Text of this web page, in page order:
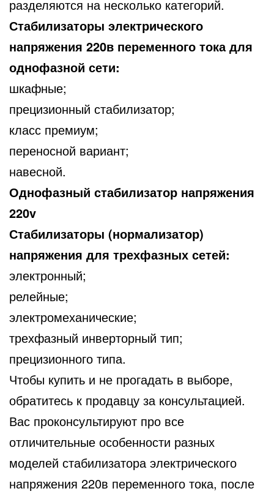
разделяются на несколько категорий.
Стабилизаторы электрического
напряжения 220в переменного тока для
однофазной сети:
шкафные;
прецизионный стабилизатор;
класс премиум;
переносной вариант;
навесной.
Однофазный стабилизатор напряжения
220v
Стабилизаторы (нормализатор)
напряжения для трехфазных сетей:
электронный;
релейные;
электромеханические;
трехфазный инверторный тип;
прецизионного типа.
Чтобы купить и не прогадать в выборе,
обратитесь к продавцу за консультацией.
Вас проконсультируют про все
отличительные особенности разных
моделей стабилизатора электрического
напряжения 220в переменного тока, после